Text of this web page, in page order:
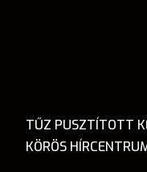
TŰZ PUSZTÍTOTT
KÖRÖS